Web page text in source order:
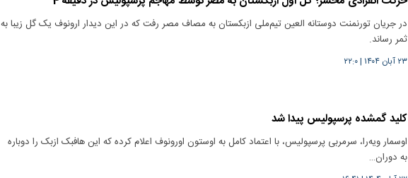
در جریان تورنمنت دوستانه العین تیم‌ملی ازبکستان به مصاف مصر رفت که در این دیدار ارونوف یک گل زیبا به
ثمر رساند.
۲۳ آبان ۱۴۰۴ |۲۲:۰
کلید گمشده پرسپولیس پیدا شد
اوسمار ویه‌را، سرمربی پرسپولیس، با اعتماد کامل به اوستون اورونوف اعلام کرده که این هافبک ازبک را دوباره
به دوران…